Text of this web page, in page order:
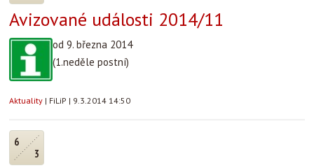
Avizované události 2014/11
od 9. března 2014
(1.neděle postní)
Aktuality | FiLiP | 9.3.2014 14:50
6
3